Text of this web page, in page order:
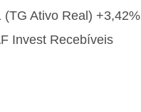
Ativo Real) +3,42%
Invest Recebíveis